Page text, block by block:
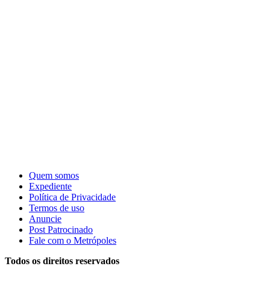
Quem somos
Expediente
Política de Privacidade
Termos de uso
Anuncie
Post Patrocinado
Fale com o Metrópoles
Todos os direitos reservados